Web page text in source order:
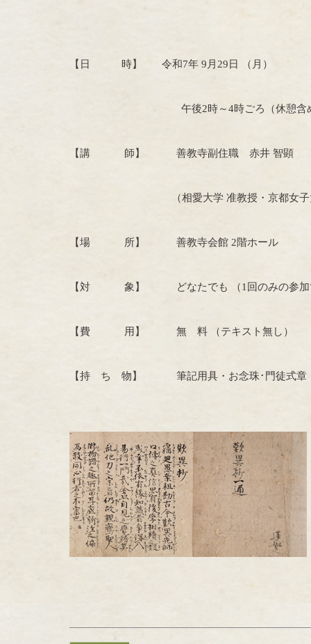
【日 時】 令和7年 9 月 29 日 （月）
午後2時～4時ごろ（休憩含
【講 師】 善教寺副住職 赤井 智顕
（相愛大学 准教授・京都女
【場 所】 善教寺会館 2階ホール
【対 象】 どなたでも （1 回のみの参
【費 用】 無 料 （テキスト無し）
【持 ち 物】 筆記用具・お念珠･門徒式章